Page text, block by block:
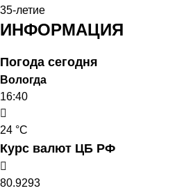
35-летие
ИНФОРМАЦИЯ
Погода сегодня
Вологда
16:40
24 °C
Курс валют ЦБ РФ
80.9293